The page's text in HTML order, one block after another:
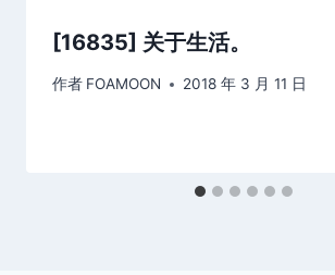
[16835] 关于生活。
作者 FOAMOON 2018 年 3 月 11 日